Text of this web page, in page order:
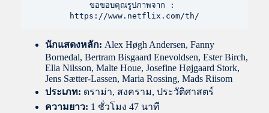
ขอขอบคุณรูปภาพจาก :
https://www.netflix.com/th/
นักแสดงหลัก: Alex Høgh Andersen, Fanny
Bornedal, Bertram Bisgaard Enevoldsen, Ester Birch,
Ella Nilsson, Malte Houe, Josefine Højgaard Stork,
Jens Sætter-Lassen, Maria Rossing, Mads Riisom
ประเภท: ดราม่า, สงคราม, ประวัติศาสตร์
ความยาว: 1 ชั่วโมง 47 นาที